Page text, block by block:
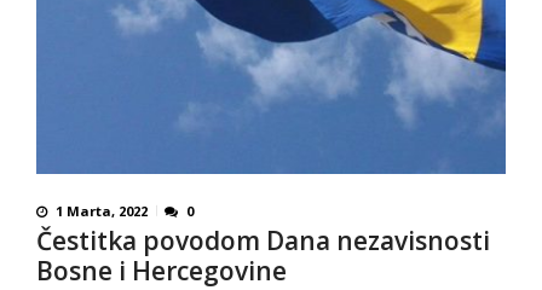
1 Marta, 2022 0
Čestitka povodom Dana nezavisnosti
Bosne i Hercegovine